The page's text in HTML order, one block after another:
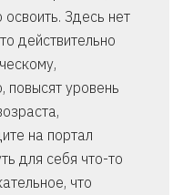
Здесь нет
действительно
повысят уровень
на портал
для себя что-то
что